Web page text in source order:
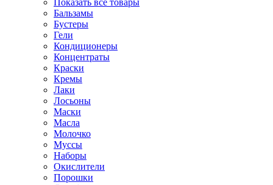
Показать все товары
Бальзамы
Бустеры
Гели
Кондиционеры
Концентраты
Краски
Кремы
Лаки
Лосьоны
Маски
Масла
Молочко
Муссы
Наборы
Окислители
Порошки